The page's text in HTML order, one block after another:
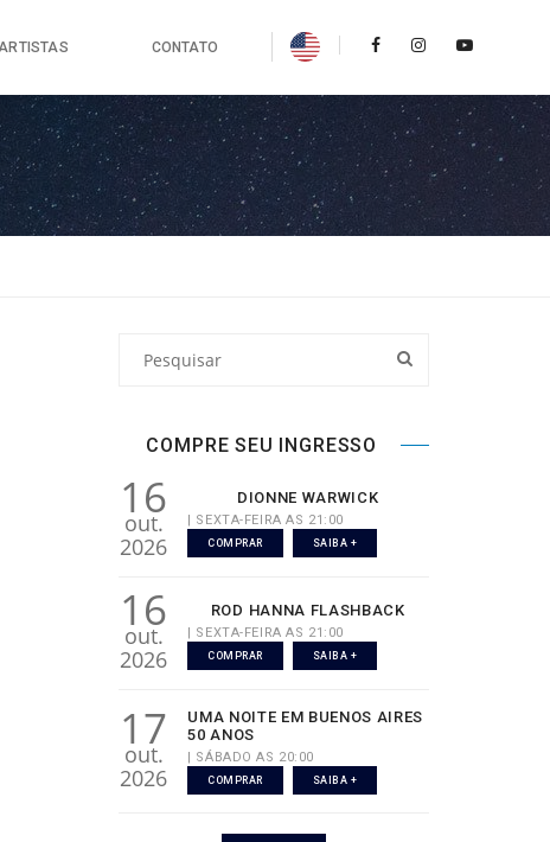
CONTATO
COMPRE SEU INGRESSO
16
out.
2026
DIONNE WARWICK
| SEXTA-FEIRA AS 21:00
COMPRAR SAIBA +
16
out.
2026
ROD HANNA FLASHBACK
| SEXTA-FEIRA AS 21:00
COMPRAR SAIBA +
17
out.
2026
UMA NOITE EM BUENOS AIRES
50 ANOS
| SÁBADO AS 20:00
COMPRAR SAIBA +